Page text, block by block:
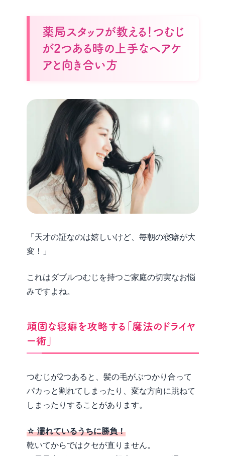
薬局スタッフが教える！つむじ
が2つある時の上手なヘアケ
アと向き合い方
「天才の証なのは嬉しいけど、毎朝の寝癖が大
変！」
これはダブルつむじを持つご家庭の切実なお悩
みですよね。
頑固な寝癖を攻略する「魔法のドライヤ
ー術」
つむじが2つあると、髪の毛がぶつかり合って
パカっと割れてしまったり、変な方向に跳ねて
しまったりすることがあります。
☆ 濡れているうちに勝負！
乾いてからではクセが直りません。